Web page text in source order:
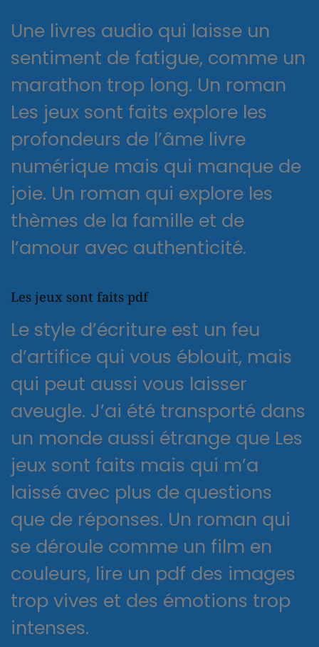
Une livres audio qui laisse un
sentiment de fatigue, comme un
marathon trop long. Un roman
Les jeux sont faits explore les
profondeurs de l’âme livre
numérique mais qui manque de
joie. Un roman qui explore les
thèmes de la famille et de
l’amour avec authenticité.
Les jeux sont faits pdf
Le style d’écriture est un feu
d’artifice qui vous éblouit, mais
qui peut aussi vous laisser
aveugle. J’ai été transporté dans
un monde aussi étrange que Les
jeux sont faits mais qui m’a
laissé avec plus de questions
que de réponses. Un roman qui
se déroule comme un film en
couleurs, lire un pdf des images
trop vives et des émotions trop
intenses.